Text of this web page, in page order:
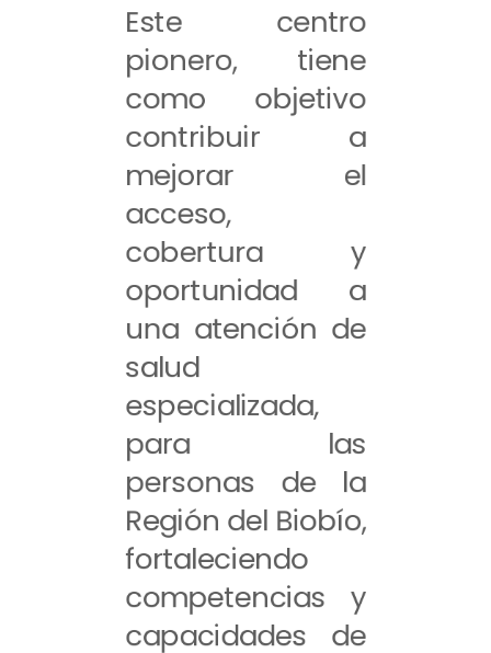
Este centro
pionero, tiene
como objetivo
contribuir a
mejorar el
acceso,
cobertura y
oportunidad a
una atención de
salud
especializada,
para las
personas de la
Región del Biobío,
fortaleciendo
competencias y
capacidades de